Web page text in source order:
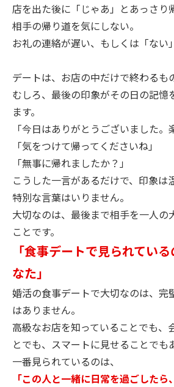
店を出た後に「じゃあ」とあっさり
相手の帰り道を気にしない。
お礼の連絡が遅い、もしくは「ない
デートは、お店の中だけで終わるも
むしろ、最後の印象がその日の記憶
ます。
「今日はありがとうございました。
「気をつけて帰ってくださいね」
「無事に帰れましたか？」
こうした一言があるだけで、印象は
特別な言葉はいりません。
大切なのは、最後まで相手を一人の
ことです。
「食事デートで見られてい
なた」
婚活の食事デートで大切なのは、完
はありません。
高級なお店を知っていることでも、
とでも、スマートに見せることでも
一番見られているのは、
「この人と一緒に日常を過ごしたら